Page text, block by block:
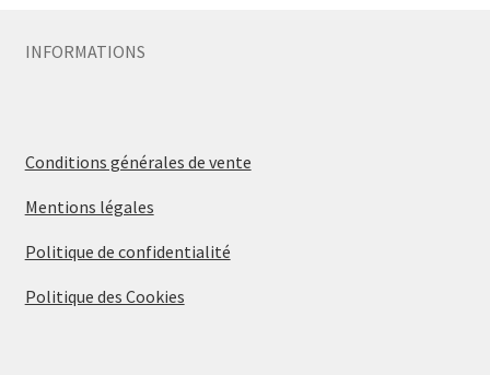
Pro.
INFORMATIONS
Conditions générales de vente
Mentions légales
Politique de confidentialité
Politique des Cookies